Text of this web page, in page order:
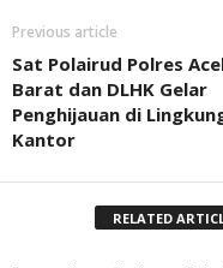
Previous article
Sat Polairud Polres
Barat dan DLHK Gelar
Penghijauan di
Kantor
RELATED